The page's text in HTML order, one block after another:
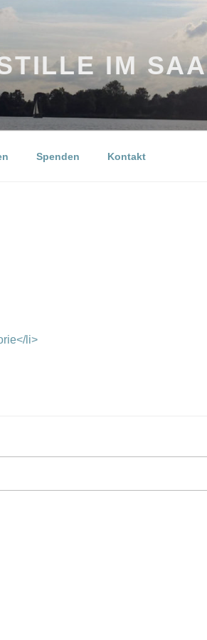
IM
Spenden Kontakt
li>